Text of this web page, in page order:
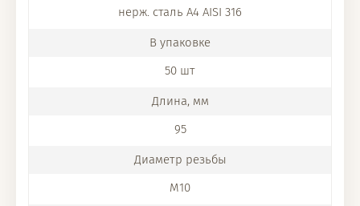
нерж. сталь A4 AISI 316
50 шт
95
M10